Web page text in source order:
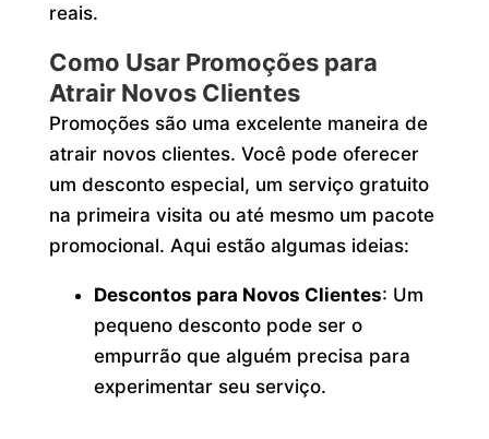
reais.
Como Usar Promoções para
Atrair Novos Clientes
Promoções são uma excelente maneira de
atrair novos clientes. Você pode oferecer
um desconto especial, um serviço gratuito
na primeira visita ou até mesmo um pacote
promocional. Aqui estão algumas ideias:
Descontos para Novos Clientes: Um
pequeno desconto pode ser o
empurrão que alguém precisa para
experimentar seu serviço.